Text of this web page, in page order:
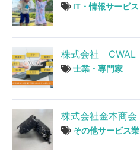
IT・情報サービス
株式会社 CWAL
士業・専門家
株式会社金本商会
その他サービス業